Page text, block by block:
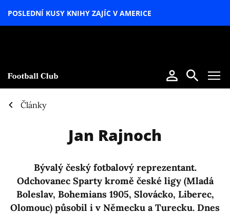
POSLEDNÍ KUSY KNIHY ZAJÍC V AMERICE
Články
Jan Rajnoch
Bývalý český fotbalový reprezentant.
Odchovanec Sparty kromě české ligy (Mladá
Boleslav, Bohemians 1905, Slovácko, Liberec,
Olomouc) působil i v Německu a Turecku. Dnes